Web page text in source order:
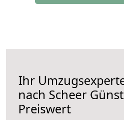
Ihr
nach Scheer
Preiswert